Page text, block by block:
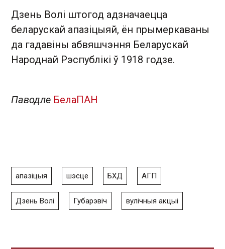
Дзень Волі штогод адзначаецца
беларускай апазіцыяй, ён прымеркаваны
да гадавіны абвяшчэння Беларускай
Народнай Рэспублікі ў 1918 годзе.
Паводле БелаПАН
апазіцыя шэсце БХД АГП
Дзень Волі Губарэвіч вулічныя акцыі